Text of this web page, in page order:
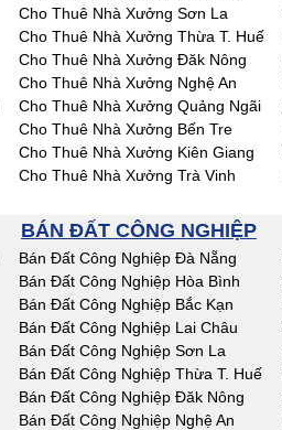
Cho Thuê Nhà Xưởng Sơn La
Cho Thuê Nhà Xưởng Thừa T. Huế
Cho Thuê Nhà Xưởng Đăk Nông
Cho Thuê Nhà Xưởng Nghệ An
Cho Thuê Nhà Xưởng Quảng Ngãi
Cho Thuê Nhà Xưởng Bến Tre
Cho Thuê Nhà Xưởng Kiên Giang
Cho Thuê Nhà Xưởng Trà Vinh
BÁN ĐẤT CÔNG NGHIỆP
Bán Đất Công Nghiệp Đà Nẵng
Bán Đất Công Nghiệp Hòa Bình
Bán Đất Công Nghiệp Bắc Kạn
Bán Đất Công Nghiệp Lai Châu
Bán Đất Công Nghiệp Sơn La
Bán Đất Công Nghiệp Thừa T. Huế
Bán Đất Công Nghiệp Đăk Nông
Bán Đất Công Nghiệp Nghệ An